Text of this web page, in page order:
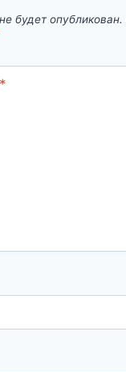
будет опубликован.
*